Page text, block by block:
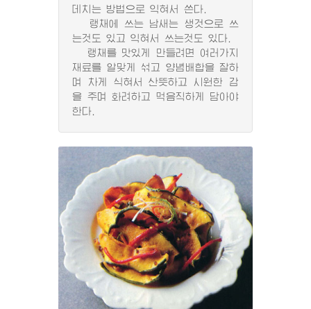
데치는 방법으로 익혀서 쓴다.
랭채에 쓰는 남새는 생것으로 쓰
는것도 있고 익혀서 쓰는것도 있다.
랭채를 맛있게 만들려면 여러가지
재료를 알맞게 섞고 양념배합을 잘하
며 차게 식혀서 산뜻하고 시원한 감
을 주며 화려하고 먹음직하게 담아야
한다.